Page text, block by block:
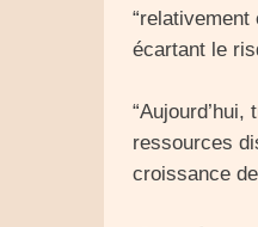
écartant le
ressources
croissance